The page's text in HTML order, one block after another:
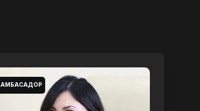
АМБАСАДОР